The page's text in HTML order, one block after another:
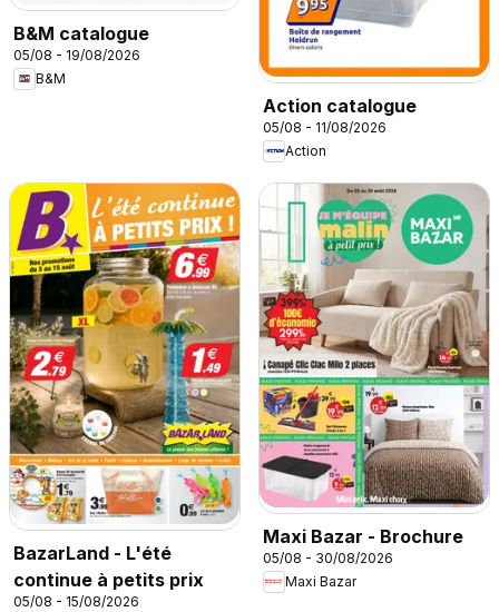
B&M catalogue
05/08 - 19/08/2026
B&M
Action catalogue
05/08 - 11/08/2026
Action
BazarLand - L'été
continue à petits prix
05/08 - 15/08/2026
Maxi Bazar - Brochure
05/08 - 30/08/2026
Maxi Bazar